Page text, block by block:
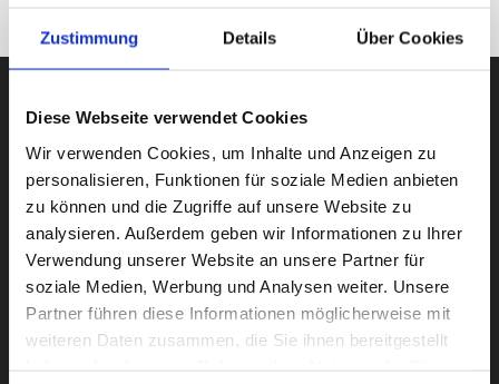
Zustimmung Details Über Cookies
Diese Webseite verwendet Cookies
Wir verwenden Cookies, um Inhalte und Anzeigen zu
personalisieren, Funktionen für soziale Medien anbieten
zu können und die Zugriffe auf unsere Website zu
analysieren. Außerdem geben wir Informationen zu Ihrer
Verwendung unserer Website an unsere Partner für
soziale Medien, Werbung und Analysen weiter. Unsere
Partner führen diese Informationen möglicherweise mit
weiteren Daten zusammen, die Sie ihnen bereitgestellt
AUBII GMBH
Große Bleichen 21
20354 HAMBURG